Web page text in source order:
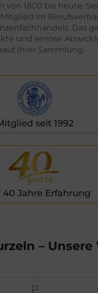
von 1800 bis heute.
im
Das
und seriöse
Ihrer Sammlung.
seit 1992
40 Jahre Erfahrung
– Unsere